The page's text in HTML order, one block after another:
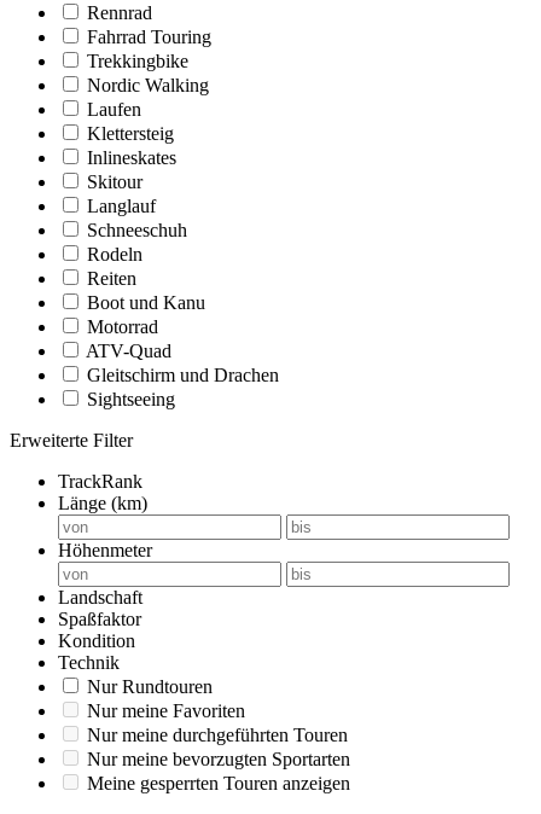
Rennrad
Fahrrad Touring
Trekkingbike
Nordic Walking
Laufen
Klettersteig
Inlineskates
Skitour
Langlauf
Schneeschuh
Rodeln
Reiten
Boot und Kanu
Motorrad
ATV-Quad
Gleitschirm und Drachen
Sightseeing
Erweiterte Filter
TrackRank
Länge (km)
Höhenmeter
Landschaft
Spaßfaktor
Kondition
Technik
Nur Rundtouren
Nur meine Favoriten
Nur meine durchgeführten Touren
Nur meine bevorzugten Sportarten
Meine gesperrten Touren anzeigen